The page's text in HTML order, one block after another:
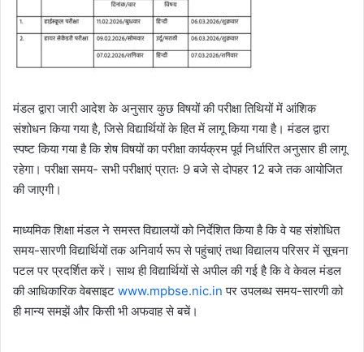
मंडल द्वारा जारी आदेश के अनुसार कुछ विषयों की परीक्षा तिथियों में आंशिक
संशोधन किया गया है, जिसे विद्यार्थियों के हित में लागू किया गया है। मंडल द्वारा
स्पष्ट किया गया है कि शेष विषयों का परीक्षा कार्यक्रम पूर्व निर्धारित अनुसार ही लागू
रहेगा। परीक्षा समय- सभी परीक्षाएं प्रातः 9 बजे से दोपहर 12 बजे तक आयोजित
की जाएगी।
माध्यमिक शिक्षा मंडल ने समस्त विद्यालयों को निर्देशित किया है कि वे यह संशोधित
समय-सारणी विद्यार्थियों तक अनिवार्य रूप से पहुंचाएं तथा विद्यालय परिसर में सूचना
पटल पर प्रदर्शित करें। साथ ही विद्यार्थियों से अपील की गई है कि वे केवल मंडल
की आधिकारिक वेबसाइट www.mpbse.nic.in पर उपलब्ध समय-सारणी को
ही मान्य समझें और किसी भी अफवाह से बचें।